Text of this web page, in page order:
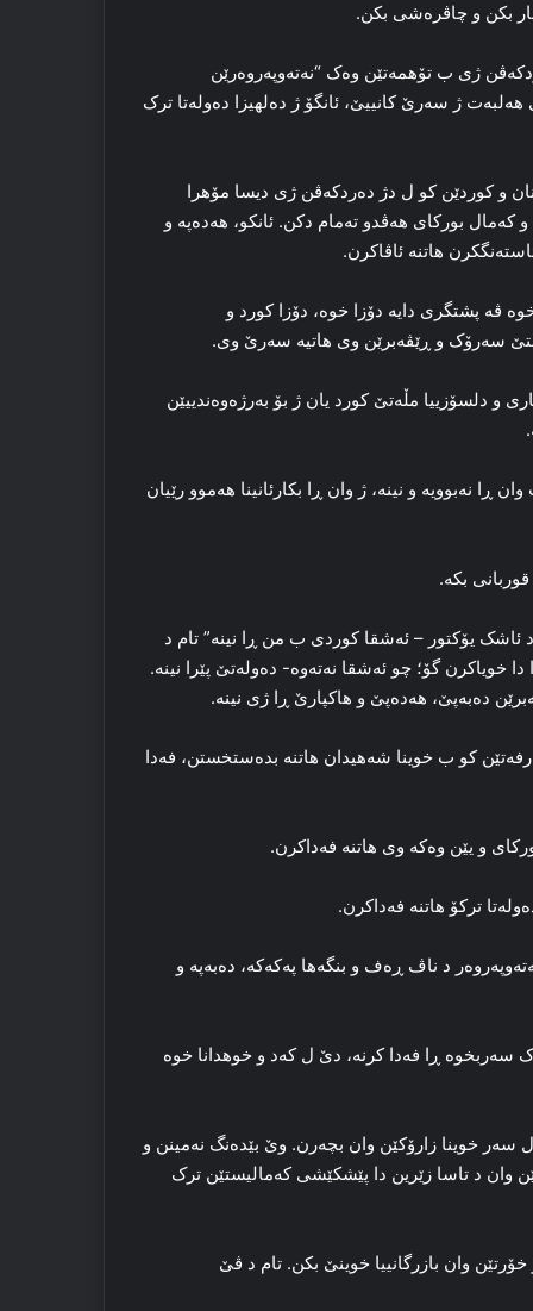
بکن و چاڤره‌شی بکن.
ژی ب تۆهمه‌تێن وه‌ک “نه‌ته‌وپه‌روه‌رێن
ژ سه‌رێ کانییێ، ئانگۆ ژ ده‌لهیزا ده‌وله‌تا ترک
و کوردێن کو ل دژ ده‌ردکه‌ڤن ژی دیسا مۆهرا
که‌مال بورکای هه‌ڤدو ته‌مام دکن. ئانكو، هەدەپە و
هاتنه‌ ئاڤاکرن.
ڤه‌ پشتگری دایه‌ دۆزا خوه‌، دۆزا کورد و
سه‌رۆک و ڕێڤه‌برێن وی هاتیه‌ سه‌رێ وی.
و دلسۆزییا مڵه‌تێ کورد یان ژ بۆ به‌رژه‌وه‌ندییێن
ڕا نەبوویە و نینە، ژ وان ڕا‌ بكارئانینا ھەموو رێیان
بکه‌.
ئاشک یۆکتور – ئه‌شقا کوردی ب من ڕا‌ نینە” تام د
دا‌ که‌مال بورکای ژی د نڤیسا خوه‌یی 2021.08.31 دا‌ دا خویاکرن گۆ؛ چو ئه‌شقا نه‌ته‌وە- ده‌وله‌تێ پێرا نینە‌.
دەبەپێ، هەدەپێ و هاکپارێ ڕا‌ ژی نینە‌.
کو ب خوینا شه‌هیدان هاتنه‌ بده‌ستخستن، فه‌دا
و یێن وه‌که‌ وی هاتنه‌ فه‌داکرن.
ترکۆ هاتنه‌ فه‌داکرن.
د ناڤ ڕه‌ف و بنگه‌ها پەکەکە، دەبەپە و
ڕا فه‌دا کرنه‌، دێ ل که‌د و خوھدانا خوه‌
سه‌ر خوینا زارۆکێن وان بچەرن. وێ بێده‌نگ نه‌مینن و
وان د تاسا زێرین دا‌ پێشکێشی که‌مالیستێن ترک
وان بازرگانییا خوینێ بکن. تام د ڤێ